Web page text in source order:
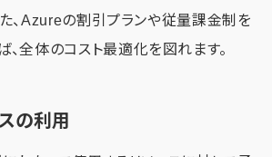
た、Azureの割引プランや従量課金制を
全体のコスト最適化を図れます。
の利用